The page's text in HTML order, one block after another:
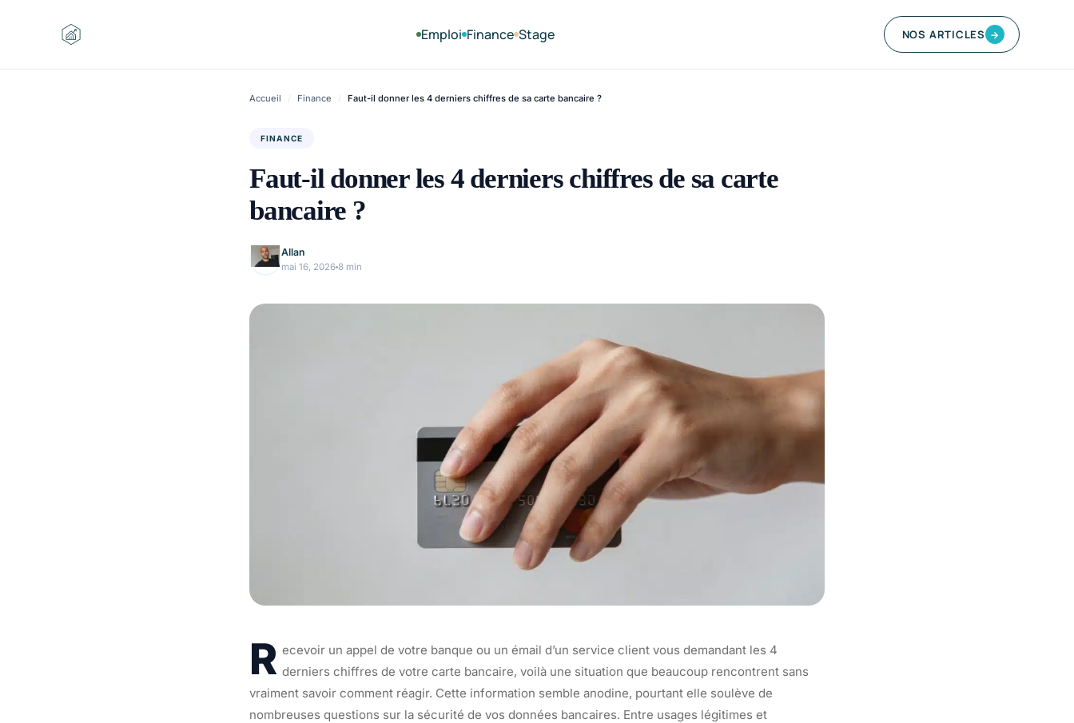
Emploi Finance Stage NOS ARTICLES →
Accueil / Finance / Faut-il donner les 4 derniers chiffres de sa carte bancaire ?
FINANCE
Faut-il donner les 4 derniers chiffres de sa carte
bancaire ?
Allan
mai 16, 2026 8 min
R ecevoir un appel de votre banque ou un émail d’un service client vous demandant les 4
derniers chiffres de votre carte bancaire, voilà une situation que beaucoup rencontrent sans
vraiment savoir comment réagir. Cette information semble anodine, pourtant elle soulève de
nombreuses questions sur la sécurité de vos données bancaires. Entre usages légitimes et